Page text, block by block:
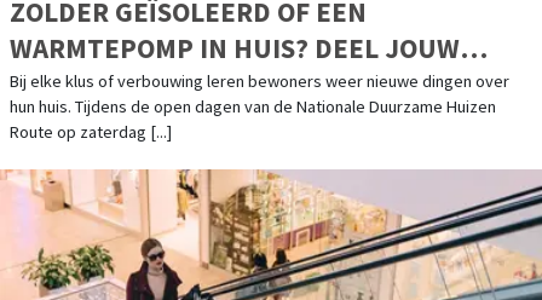
ZOLDER GEÏSOLEERD OF EEN
WARMTEPOMP IN HUIS? DEEL JOUW
ERVARINGEN
Bij elke klus of verbouwing leren bewoners weer nieuwe dingen over
hun huis. Tijdens de open dagen van de Nationale Duurzame Huizen
Route op zaterdag [...]